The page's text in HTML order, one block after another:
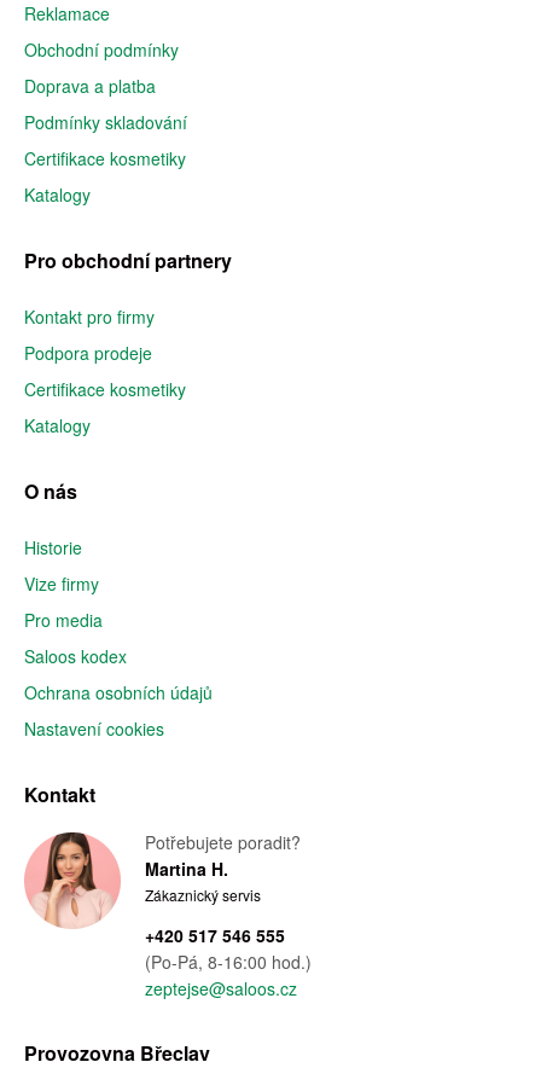
Reklamace
Obchodní podmínky
Doprava a platba
Podmínky skladování
Certifikace kosmetiky
Katalogy
Pro obchodní partnery
Kontakt pro firmy
Podpora prodeje
Certifikace kosmetiky
Katalogy
O nás
Historie
Vize firmy
Pro media
Saloos kodex
Ochrana osobních údajů
Nastavení cookies
Kontakt
Potřebujete poradit?
Martina H.
Zákaznický servis
+420 517 546 555
(Po-Pá, 8-16:00 hod.)
zeptejse@saloos.cz
Provozovna Břeclav